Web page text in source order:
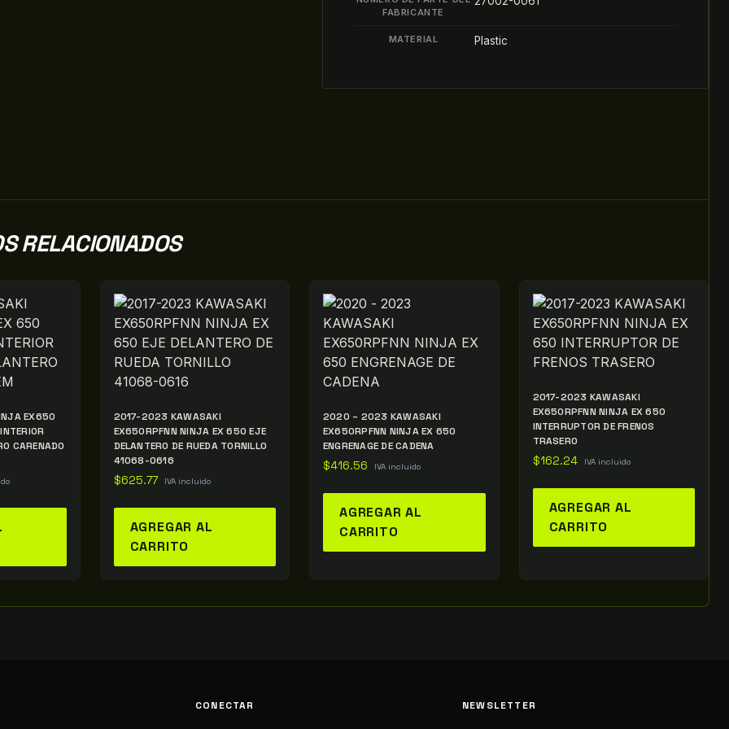
FABRICANTE
MATERIAL Plastic
RELACIONADOS
EX650
CARENADO
2017-2023 KAWASAKI
EX650RPFNN NINJA EX 650 EJE
DELANTERO DE RUEDA TORNILLO
41068-0616
$625.77 IVA incluido
AGREGAR AL
CARRITO
2020 – 2023 KAWASAKI
EX650RPFNN NINJA EX 650
ENGRENAGE DE CADENA
$416.56 IVA incluido
AGREGAR AL
CARRITO
2017-2023 KAWASAKI
EX650RPFNN NINJA EX 650
INTERRUPTOR DE FRENOS
TRASERO
$162.24 IVA incluido
AGREGAR AL
CARRITO
CONECTAR NEWSLETTER